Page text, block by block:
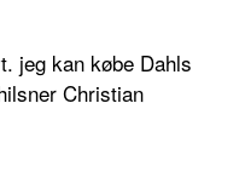
jeg kan købe Dahls
Christian